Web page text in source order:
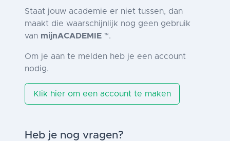
Staat jouw academie er niet tussen, dan
maakt die waarschijnlijk nog geen gebruik
van mijnACADEMIE ™.
Om je aan te melden heb je een account
nodig.
Klik hier om een account te maken
Heb je nog vragen?